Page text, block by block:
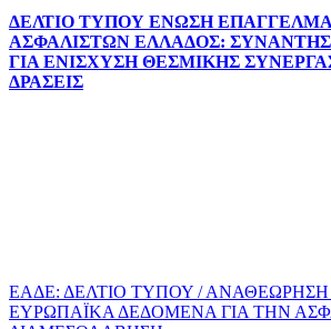
ΔΕΛΤΙΟ ΤΥΠΟΥ ΕΝΩΣΗ
ΑΣΦΑΛΙΣΤΩΝ ΕΛΛΑΔΟΣ:
ΓΙΑ ΕΝΙΣΧΥΣΗ ΘΕΣΜΙΚΗΣ
ΔΡΑΣΕΙΣ
EΑΔΕ: ΔΕΛΤΙΟ ΤΥΠΟΥ / ΑΝΑΘΕΩΡΗΣΗ
ΕΥΡΩΠΑΪΚΑ ΔΕΔΟΜΕΝΑ ΓΙΑ ΤΗΝ